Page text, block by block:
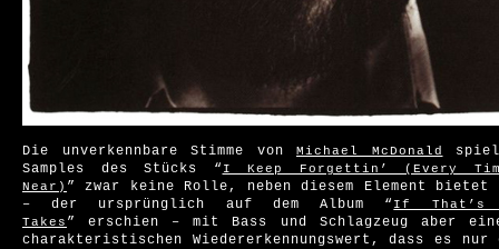
Die unverkennbare Stimme von Michael McDonald
Samples des Stücks “ I Keep Forgettin’ (Every
Near) ” zwar keine Rolle, neben diesem Element bietet
– der ursprünglich auf dem Album “ If That’s
Takes ” erschien – mit Bass und Schlagzeug aber
charakteristischen Wiedererkennungswert, dass es nur